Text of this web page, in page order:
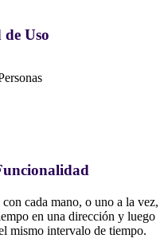
Uso
cada mano, o uno a la vez,
en una dirección y luego
mismo intervalo de tiempo.